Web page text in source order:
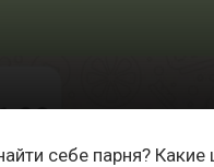
себе парня? Какие